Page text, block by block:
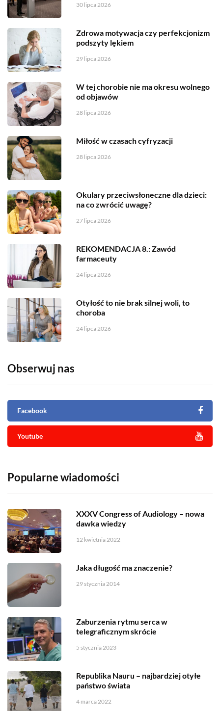
30 lipca 2026
Zdrowa motywacja czy perfekcjonizm
podszyty lękiem
29 lipca 2026
W tej chorobie nie ma okresu wolnego
od objawów
28 lipca 2026
Miłość w czasach cyfryzacji
28 lipca 2026
Okulary przeciwsłoneczne dla dzieci:
na co zwrócić uwagę?
27 lipca 2026
REKOMENDACJA 8.: Zawód
farmaceuty
24 lipca 2026
Otyłość to nie brak silnej woli, to
choroba
24 lipca 2026
Obserwuj nas
Facebook
Youtube
Popularne wiadomości
XXXV Congress of Audiology – nowa
dawka wiedzy
12 kwietnia 2022
Jaka długość ma znaczenie?
29 stycznia 2014
Zaburzenia rytmu serca w
telegraficznym skrócie
5 stycznia 2023
Republika Nauru – najbardziej otyłe
państwo świata
4 marca 2022